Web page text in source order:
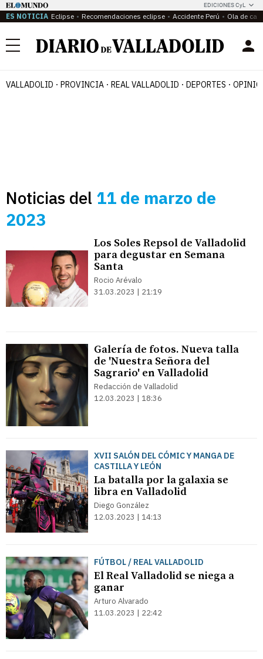
EDICIONES CyL
ES NOTICIA Eclipse Recomendaciones eclipse Accidente Perú Ola de
Menú
VALLADOLID PROVINCIA REAL VALLADOLID DEPORTES
Noticias del 11 de marzo de
2023
Los Soles Repsol de Valladolid
para degustar en Semana
Santa
Rocio Arévalo
31.03.2023 | 21:19
Galería de fotos. Nueva talla
de 'Nuestra Señora del
Sagrario' en Valladolid
Redacción de Valladolid
12.03.2023 | 18:36
XVII SALÓN DEL CÓMIC Y MANGA DE
CASTILLA Y LEÓN
La batalla por la galaxia se
libra en Valladolid
Diego González
12.03.2023 | 14:13
FÚTBOL / REAL VALLADOLID
El Real Valladolid se niega a
ganar
Arturo Alvarado
11.03.2023 | 22:42